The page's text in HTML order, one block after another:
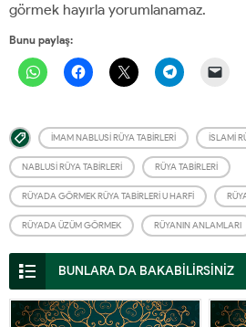
görmek hayırla yorumlanamaz.
Bunu paylaş:
İMAM NABLUSI RÜYA TABIRLERI İSLAMI
NABLUSI RÜYA TABIRLERI RÜYA TABIRLERI
RÜYADA GÖRMEK RÜYA TABIRLERI U HARFI
RÜYADA ÜZÜM GÖRMEK RÜYANIN ANLAMLARI
BUNLARA DA BAKABİLİRSİNİZ